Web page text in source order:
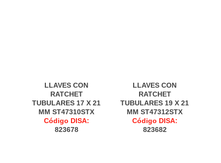
LLAVES CON
RATCHET
TUBULARES 17 X 21
MM ST47310STX
Código DISA:
823678
LLAVES CON
RATCHET
TUBULARES 19 X 21
MM ST47312STX
Código DISA:
823682